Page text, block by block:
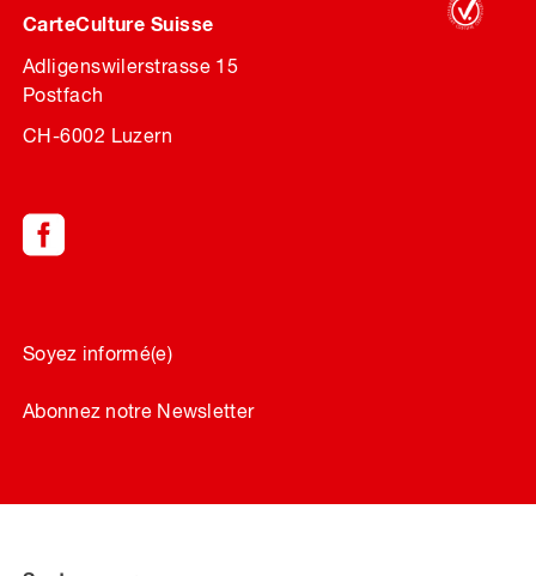
CarteCulture Suisse
Adligenswilerstrasse 15
Postfach
CH-6002 Luzern
Soyez informé(e)
Abonnez notre Newsletter